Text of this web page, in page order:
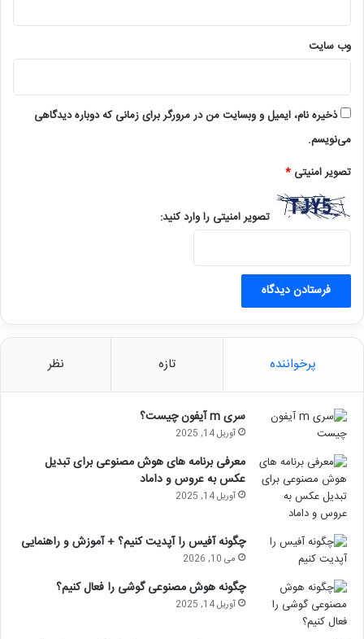
وب‌ سایت
ذخیره نام، ایمیل و وبسایت من در مرورگر برای زمانی که دوباره دیدگاهی
می‌نویسم.
تصویر امنیتی *
تصویر امنیتی را وارد کنید:
پرخواننده تازه نظر
سری m آیفون چیست؟
آوریل 14, 2025
معرفی برنامه های هوش مصنوعی برای تبدیل
عکس به عروس و داماد
آوریل 14, 2025
چگونه آفیس را آپدیت کنیم؟ + آموزش و راهنمایی
می 10, 2026
چگونه هوش مصنوعی گوشی را فعال کنیم؟
آوریل 14, 2025